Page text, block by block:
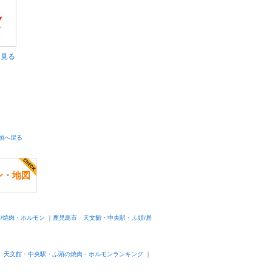
る
へ戻る
・地図
肉・ホルモン ｜ 鹿児島市 天文館・中央駅・ふ頭/居
文館・中央駅・ふ頭の焼肉・ホルモンランキング ｜